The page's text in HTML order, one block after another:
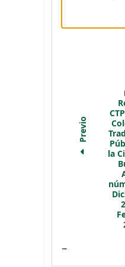
Previo
la